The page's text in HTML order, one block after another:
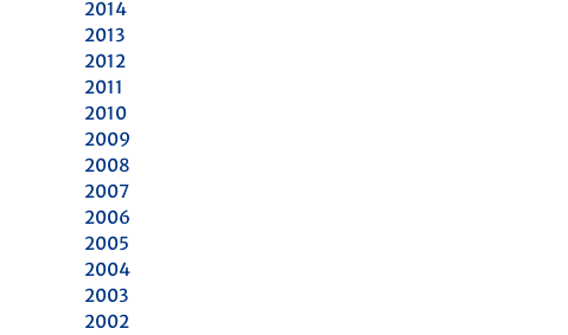
2014
2013
2012
2011
2010
2009
2008
2007
2006
2005
2004
2003
2002